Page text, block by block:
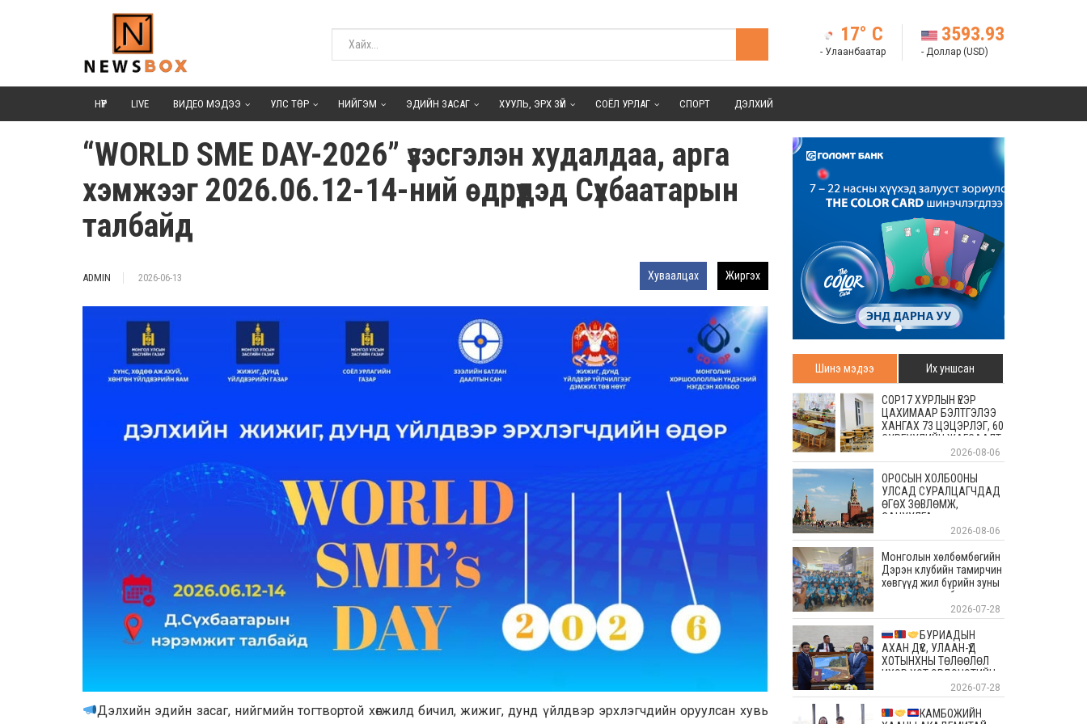
17° C
- Улаанбаатар
3593.93
- Доллар (USD)
НҮҮР LIVE ВИДЕО МЭДЭЭ УЛС ТӨР НИЙГЭМ ЭДИЙН ЗАСАГ ХУУЛЬ, ЭРХ ЗҮЙ СОЁЛ УРЛАГ СПОРТ ДЭЛХИЙ
“WORLD SME DAY-2026” үзэсгэлэн худалдаа, арга
хэмжээг 2026.06.12-14-ний өдрүүдэд Сүхбаатарын
талбайд
ADMIN 2026-06-13 Хуваалцах Жиргэх
Дэлхийн эдийн засаг, нийгмийн тогтвортой хөгжилд бичил, жижиг, дунд үйлдвэр эрхлэгчдийн оруулсан хувь
Шинэ мэдээ Их уншсан
COP17 ХУРЛЫН ҮЕЭР
ЦАХИМААР БЭЛТГЭЛЭЭ
ХАНГАХ 73 ЦЭЦЭРЛЭГ, 60
СУРГУУЛИЙН ЖАГСААЛТ
2026-08-06
ОРОСЫН ХОЛБООНЫ
УЛСАД СУРАЛЦАГЧДАД
ӨГӨХ ЗӨВЛӨМЖ,
САНУУЛГА
2026-08-06
Монголын хөлбөмбөгийн
Дэрэн клубийн тамирчин
хөвгүүд жил бүрийн зуны
энэ өдрүүдэд болдог
уламжлалт Скандиновын
орнуудын тэмцээндээ
оролцоод ирлээ
2026-07-28
БУРИАДЫН
АХАН ДҮҮС, УЛААН-ҮД
ХОТЫНХНЫ ТӨЛӨӨЛӨЛ
ИХЭР ХОТ ЭРДЭНЭТИЙН
АЛТАН ОЙД БАЯР
ХҮРГЭЛЭЭ
2026-07-28
КАМБОЖИЙН